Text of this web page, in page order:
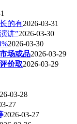
的有2026-03-31
讲”2026-03-30
2026-03-30
场或品2026-03-29
价取2026-03-29
03-28
27
2026-03-27